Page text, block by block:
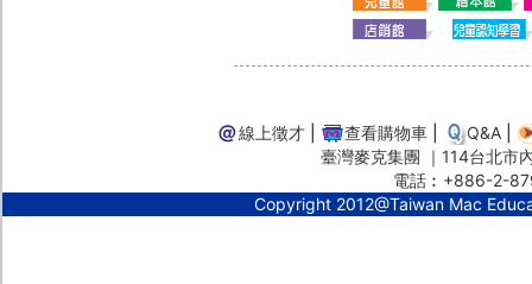
線上徵才 查看購物車 Q&A
臺灣麥克集團 ｜114台北
電話︰+886-2-
Copyright 2012@Taiwan Mac